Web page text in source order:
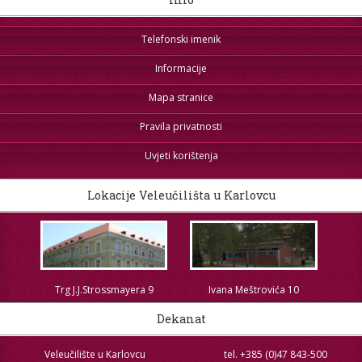
Telefonski imenik
Informacije
Mapa stranice
Pravila privatnosti
Uvjeti korištenja
Lokacije Veleučilišta u Karlovcu
Trg J.J.Strossmayera 9 Ivana Meštrovića 10
Dekanat
Veleučilište u Karlovcu tel. +385 (0)47 843-500